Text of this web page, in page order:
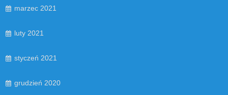
marzec 2021
luty 2021
styczeń 2021
grudzień 2020